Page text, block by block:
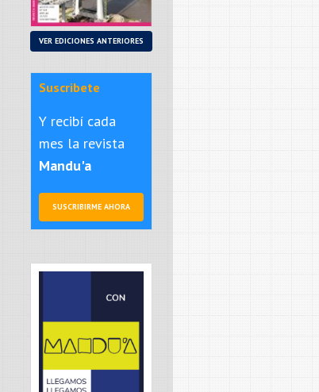
VER EDICIONES ANTERIORES
Suscribete
Y recibí cada
mes la revista
Mandu'a
SUSCRIBIRME AHORA